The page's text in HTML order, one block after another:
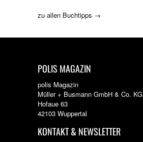
zu allen Buchtipps →
POLIS MAGAZIN
polis Magazin
Müller + Busmann GmbH & Co. KG
Hofaue 63
42103 Wuppertal
KONTAKT & NEWSLETTER